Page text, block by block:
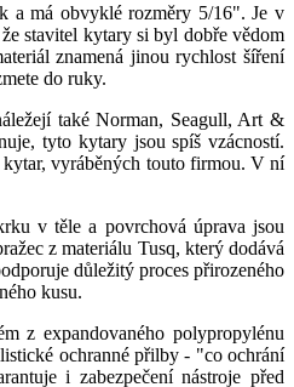
a má obvyklé rozměry 5/16". Je v
stavitel kytary si byl dobře vědom
znamená jinou rychlost šíření
do ruky.
také Norman, Seagull, Art &
tyto kytary jsou spíš vzácností.
kytar, vyráběných touto firmou. V ní
v těle a povrchová úprava jsou
z materiálu Tusq, který dodává
důležitý proces přirozeného
kusu.
z expandovaného polypropylénu
ochranné přilby - "co ochrání
i zabezpečení nástroje před